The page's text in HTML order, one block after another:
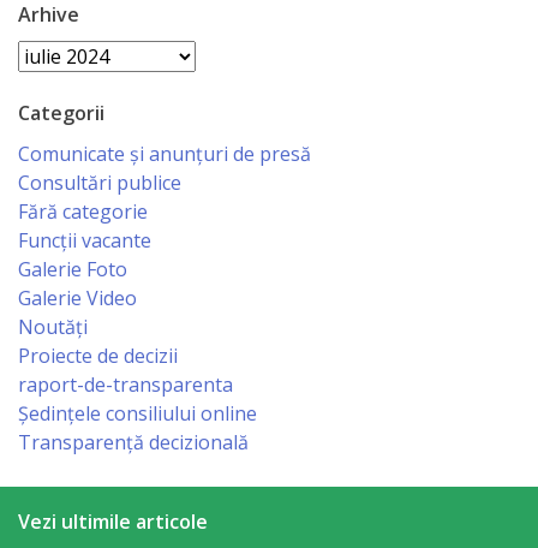
Specialist
în
Problemele
Tineretului
şi
Sportului
Specialist
pentru
Planificare,
Economist
Primar
Arhive
Arhive
Categorii
Comunicate și anunțuri de presă
Consultări publice
Fără categorie
Funcții vacante
Galerie Foto
Galerie Video
Noutăți
Proiecte de decizii
raport-de-transparenta
Ședințele consiliului online
Transparență decizională
Vezi ultimile articole